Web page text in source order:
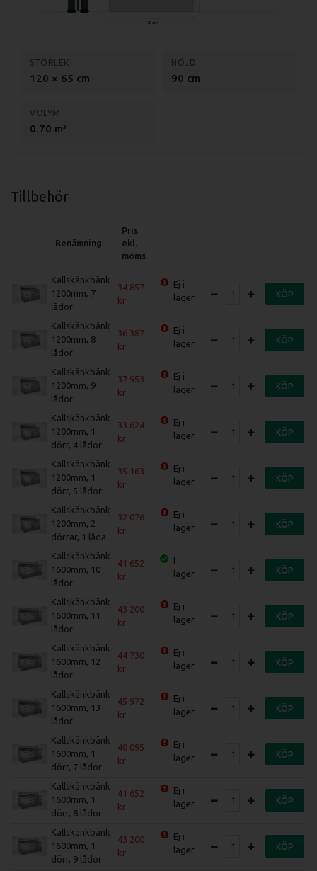
Vikt (brutto): 170 kg
Effekt: 600 W
Köldmedium: R290, 130g
120 cm
STORLEK
120 × 65 cm
HÖJD
90 cm
VOLYM
0.70 m³
Tillbehör
Benämning
Pris
ekl.
moms
Kallskänkbänk
1200mm, 7
lådor
34 857
Ej i
lager
KÖP
Kallskänkbänk
1200mm, 8
lådor
36 387
Ej i
lager
KÖP
Kallskänkbänk
1200mm, 9
lådor
37 953
Ej i
lager
KÖP
Kallskänkbänk
1200mm, 1
dörr, 4 lådor
33 624
Ej i
lager
KÖP
Kallskänkbänk
1200mm, 1
dörr, 5 lådor
35 163
Ej i
lager
KÖP
Kallskänkbänk
1200mm, 2
dörrar, 1 låda
32 076
Ej i
lager
KÖP
Kallskänkbänk
1600mm, 10
lådor
41 652
I
lager
KÖP
Kallskänkbänk
1600mm, 11
lådor
43 200
Ej i
lager
KÖP
Kallskänkbänk
1600mm, 12
lådor
44 730
Ej i
lager
KÖP
Kallskänkbänk
1600mm, 13
lådor
45 972
Ej i
lager
KÖP
Kallskänkbänk
1600mm, 1
dörr, 7 lådor
40 095
Ej i
lager
KÖP
Kallskänkbänk
1600mm, 1
dörr, 8 lådor
41 652
Ej i
lager
KÖP
Kallskänkbänk
1600mm, 1
dörr, 9 lådor
43 200
Ej i
lager
KÖP